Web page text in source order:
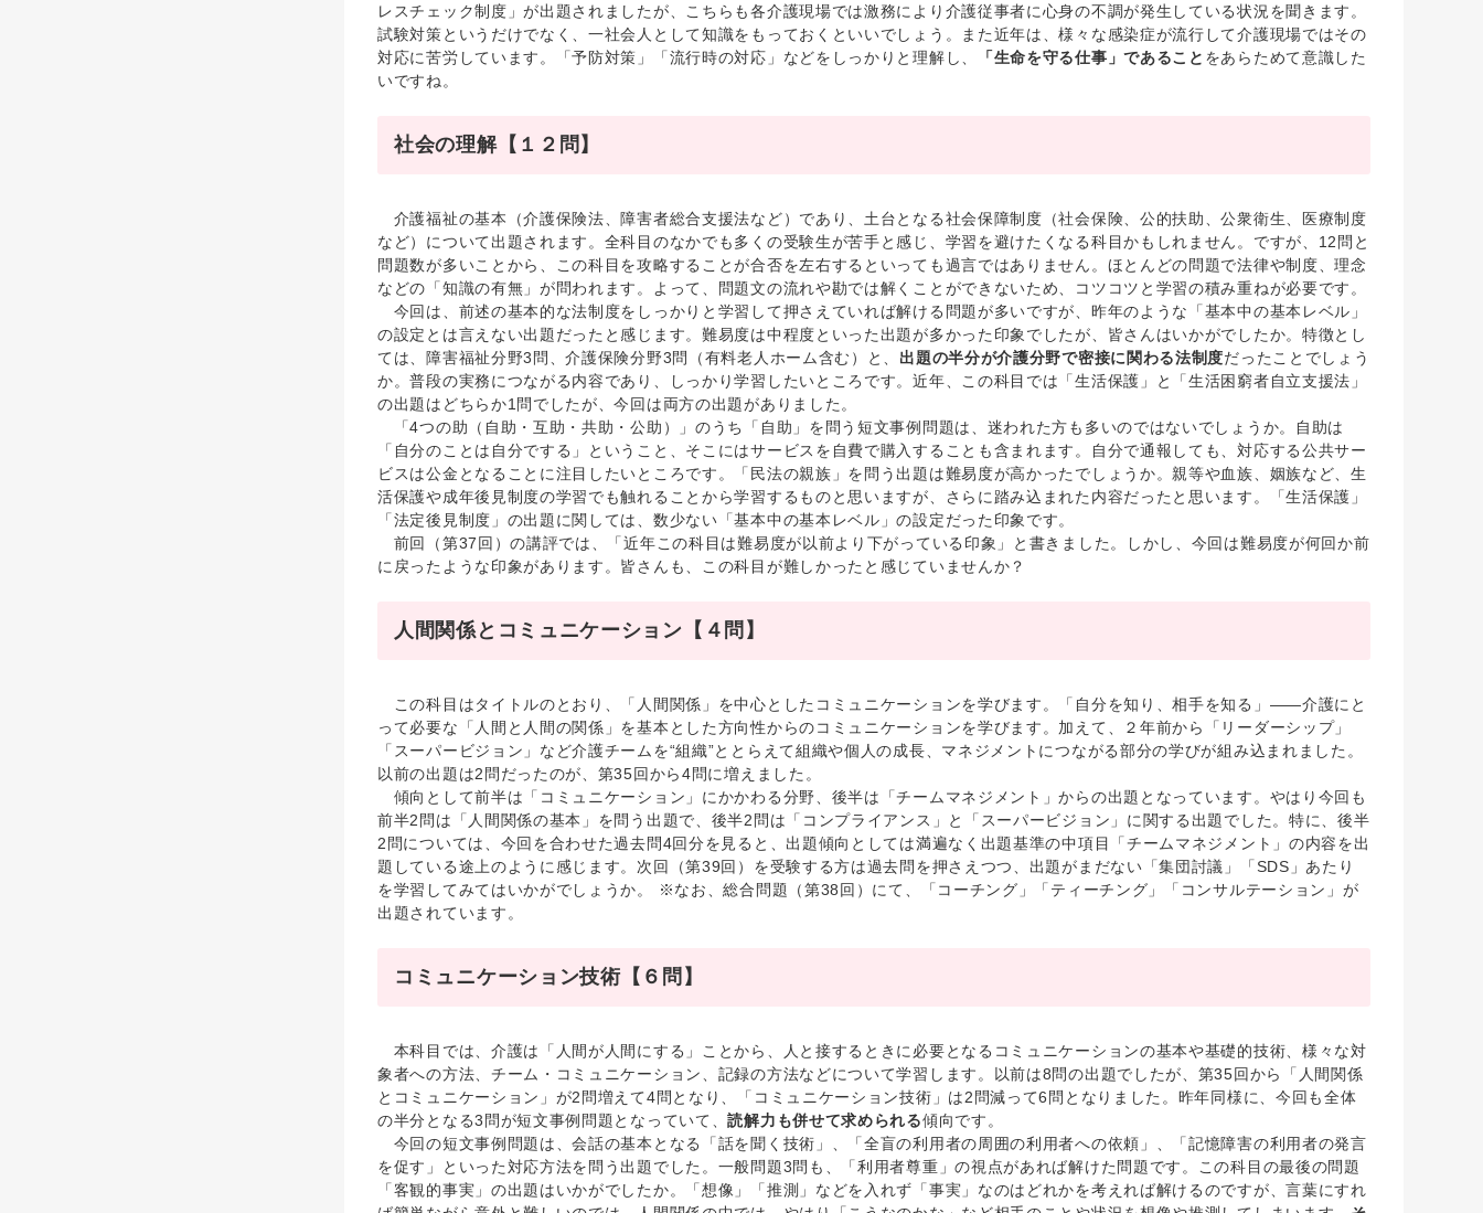
レスチェック制度」が出題されましたが、こちらも各介護現場では激務により介護従事者に心身の不調が発生している状況を聞きます。
試験対策というだけでなく、一社会人として知識をもっておくといいでしょう。また近年は、様々な感染症が流行して介護現場ではその
対応に苦労しています。「予防対策」「流行時の対応」などをしっかりと理解し、
「生命を守る仕事」であること をあらためて意識した
いですね。
社会の理解【１２問】
介護福祉の基本（介護保険法、障害者総合支援法など）であり、土台となる社会保障制度（社会保険、公的扶助、公衆衛生、医療制度
など）について出題されます。全科目のなかでも多くの受験生が苦手と感じ、学習を避けたくなる科目かもしれません。ですが、12問と
問題数が多いことから、この科目を攻略することが合否を左右するといっても過言ではありません。ほとんどの問題で法律や制度、理念
などの「知識の有無」が問われます。よって、問題文の流れや勘では解くことができないため、コツコツと学習の積み重ねが必要です。
今回は、前述の基本的な法制度をしっかりと学習して押さえていれば解ける問題が多いですが、昨年のような「基本中の基本レベル」
の設定とは言えない出題だったと感じます。難易度は中程度といった出題が多かった印象でしたが、皆さんはいかがでしたか。特徴とし
ては、障害福祉分野3問、介護保険分野3問（有料老人ホーム含む）と、 出題の半分が介護分野で密接に関わる法制度だったことでしょう
か。普段の実務につながる内容であり、しっかり学習したいところです。近年、この科目では「生活保護」と「生活困窮者自立支援法」
の出題はどちらか1問でしたが、今回は両方の出題がありました。
「4つの助（自助・互助・共助・公助）」のうち「自助」を問う短文事例問題は、迷われた方も多いのではないでしょうか。自助は
「自分のことは自分でする」ということ、そこにはサービスを自費で購入することも含まれます。自分で通報しても、対応する公共サー
ビスは公金となることに注目したいところです。「民法の親族」を問う出題は難易度が高かったでしょうか。親等や血族、姻族など、生
活保護や成年後見制度の学習でも触れることから学習するものと思いますが、さらに踏み込まれた内容だったと思います。「生活保護」
「法定後見制度」の出題に関しては、数少ない「基本中の基本レベル」の設定だった印象です。
前回（第37回）の講評では、「近年この科目は難易度が以前より下がっている印象」と書きました。しかし、今回は難易度が何回か前
に戻ったような印象があります。皆さんも、この科目が難しかったと感じていませんか？
人間関係とコミュニケーション【４問】
この科目はタイトルのとおり、「人間関係」を中心としたコミュニケーションを学びます。「自分を知り、相手を知る」――介護にと
って必要な「人間と人間の関係」を基本とした方向性からのコミュニケーションを学びます。加えて、２年前から「リーダーシップ」
「スーパービジョン」など介護チームを“組織”ととらえて組織や個人の成長、マネジメントにつながる部分の学びが組み込まれました。
以前の出題は2問だったのが、第35回から4問に増えました。
傾向として前半は「コミュニケーション」にかかわる分野、後半は「チームマネジメント」からの出題となっています。やはり今回も
前半2問は「人間関係の基本」を問う出題で、後半2問は「コンプライアンス」と「スーパービジョン」に関する出題でした。特に、後半
2問については、今回を合わせた過去問4回分を見ると、出題傾向としては満遍なく出題基準の中項目「チームマネジメント」の内容を出
題している途上のように感じます。次回（第39回）を受験する方は過去問を押さえつつ、出題がまだない「集団討議」「SDS」あたり
を学習してみてはいかがでしょうか。 ※なお、総合問題（第38回）にて、「コーチング」「ティーチング」「コンサルテーション」が
出題されています。
コミュニケーション技術【６問】
本科目では、介護は「人間が人間にする」ことから、人と接するときに必要となるコミュニケーションの基本や基礎的技術、様々な対
象者への方法、チーム・コミュニケーション、記録の方法などについて学習します。以前は8問の出題でしたが、第35回から「人間関係
とコミュニケーション」が2問増えて4問となり、「コミュニケーション技術」は2問減って6問となりました。昨年同様に、今回も全体
の半分となる3問が短文事例問題となっていて、読解力も併せて求められる傾向です。
今回の短文事例問題は、会話の基本となる「話を聞く技術」、「全盲の利用者の周囲の利用者への依頼」、「記憶障害の利用者の発言
を促す」といった対応方法を問う出題でした。一般問題3問も、「利用者尊重」の視点があれば解けた問題です。この科目の最後の問題
「客観的事実」の出題はいかがでしたか。「想像」「推測」などを入れず「事実」なのはどれかを考えれば解けるのですが、言葉にすれ